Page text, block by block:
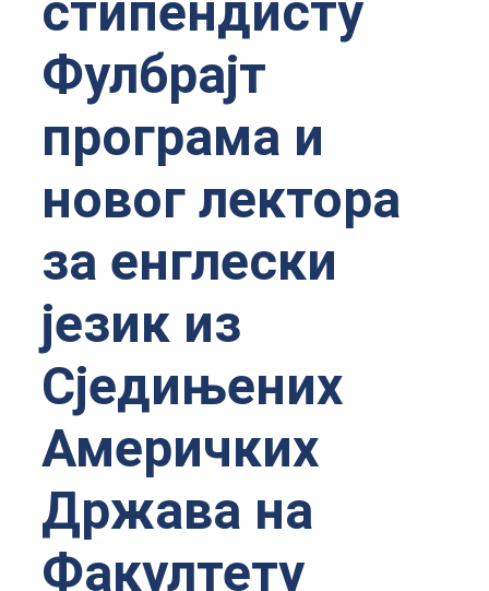
стипендисту
Фулбрајт
програма и
новог лектора
за енглески
језик из
Сједињених
Америчких
Држава на
Факултету